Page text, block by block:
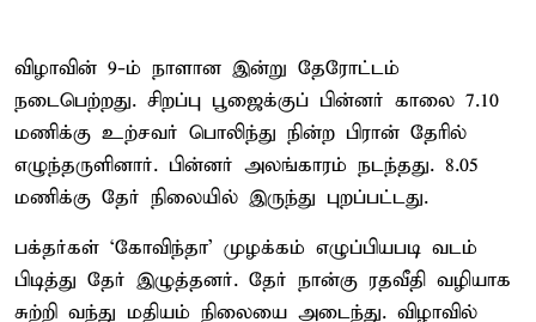
விழாவின் 9-ம் நாளான இன்று தேரோட்டம்
நடைபெற்றது. சிறப்பு பூஜைக்குப் பின்னர் காலை 7.10
மணிக்கு உற்சவர் பொலிந்து நின்ற பிரான் தேரில்
எழுந்தருளினார். பின்னர் அலங்காரம் நடந்தது. 8.05
மணிக்கு தேர் நிலையில் இருந்து புறப்பட்டது.
பக்தர்கள் ‘கோவிந்தா’ முழக்கம் எழுப்பியபடி வடம்
பிடித்து தேர் இழுத்தனர். தேர் நான்கு ரதவீதி வழியாக
சுற்றி வந்து மதியம் நிலையை அடைந்து. விழாவில்